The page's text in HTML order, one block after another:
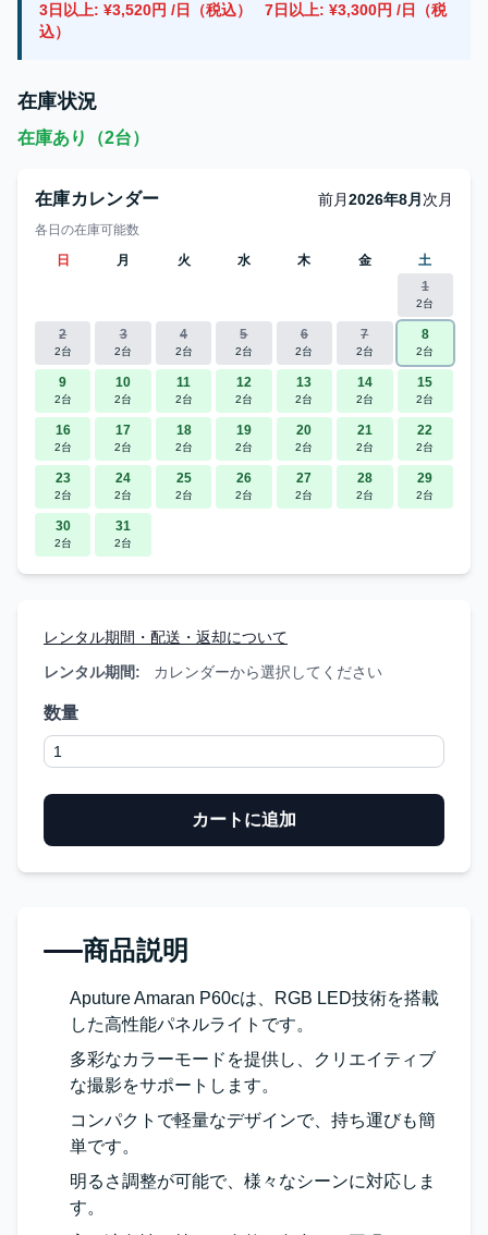
3日以上: ¥3,520円 /日（税込）
7日以上: ¥3,300円 /日（税
込）
在庫状況
在庫あり（2台）
在庫カレンダー 前月2026年8月 次月
各日の在庫可能数
日
月 火 水 木 金
土
1
2台
2
2台
3
2台
4
2台
5
2台
6
2台
7
2台
8
2台
9
2台
10
2台
11
2台
12
2台
13
2台
14
2台
15
2台
16
2台
17
2台
18
2台
19
2台
20
2台
21
2台
22
2台
23
2台
24
2台
25
2台
26
2台
27
2台
28
2台
29
2台
30
2台
31
2台
レンタル期間・配送・返却について
レンタル期間:
カレンダーから選択してください
数量
カートに追加
商品説明
Aputure Amaran P60cは、RGB LED技術を搭載
した高性能パネルライトです。
多彩なカラーモードを提供し、クリエイティブ
な撮影をサポートします。
コンパクトで軽量なデザインで、持ち運びも簡
単です。
明るさ調整が可能で、様々なシーンに対応しま
す。